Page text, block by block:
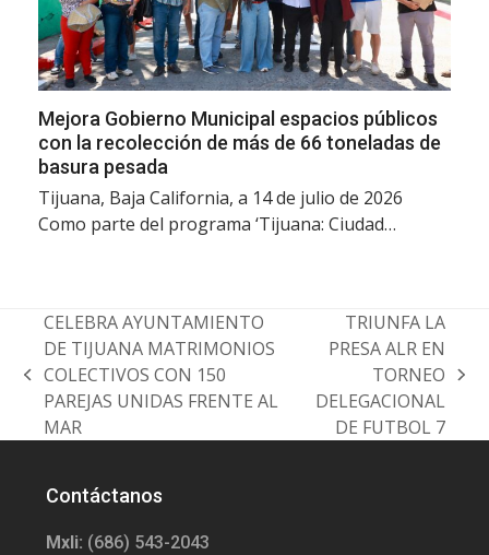
Mejora Gobierno Municipal espacios públicos
con la recolección de más de 66 toneladas de
basura pesada
Tijuana, Baja California, a 14 de julio de 2026
Como parte del programa ‘Tijuana: Ciudad…
previous
post:
CELEBRA AYUNTAMIENTO
DE TIJUANA MATRIMONIOS
COLECTIVOS CON 150
PAREJAS UNIDAS FRENTE AL
MAR
post:
TRIUNFA LA
PRESA ALR EN
TORNEO
DELEGACIONAL
DE FUTBOL 7
Contáctanos
Mxli: (686) 543-2043